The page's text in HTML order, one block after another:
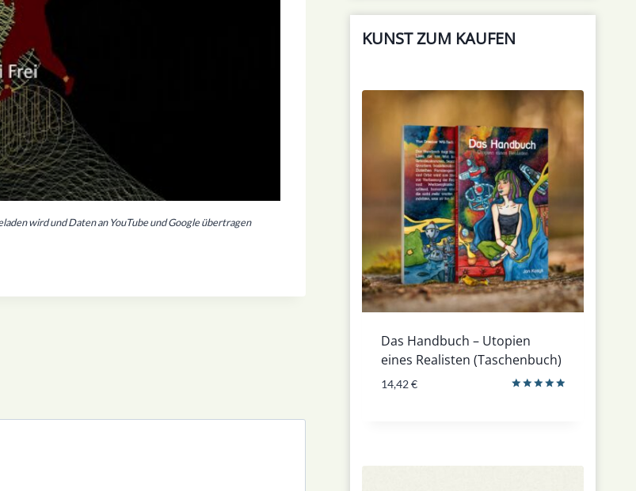
wird und Daten an YouTube und Google übertragen
KUNST ZUM KAUFEN
Das Handbuch – Utopien
eines Realisten (Taschenbuch)
14,42€